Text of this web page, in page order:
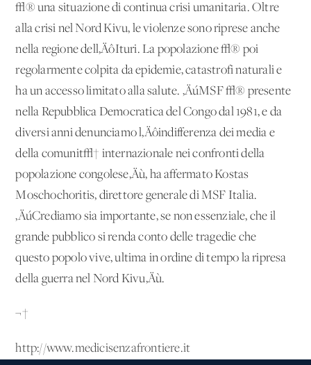
√® una situazione di continua crisi umanitaria. Oltre
alla crisi nel Nord Kivu, le violenze sono riprese anche
nella regione dell‚ÄôIturi. La popolazione √® poi
regolarmente colpita da epidemie, catastrofi naturali e
ha un accesso limitato alla salute. ‚ÄúMSF √® presente
nella Repubblica Democratica del Congo dal 1981, e da
diversi anni denunciamo l‚Äôindifferenza dei media e
della comunit√† internazionale nei confronti della
popolazione congolese‚Äù, ha affermato Kostas
Moschochoritis, direttore generale di MSF Italia.
‚ÄúCrediamo sia importante, se non essenziale, che il
grande pubblico si renda conto delle tragedie che
questo popolo vive, ultima in ordine di tempo la ripresa
della guerra nel Nord Kivu‚Äù.
¬†
http://www.medicisenzafrontiere.it